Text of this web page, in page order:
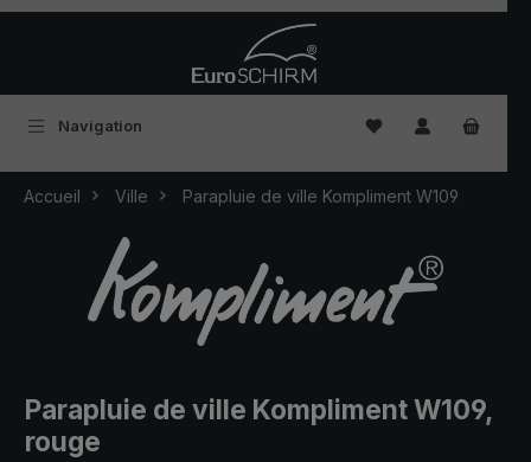
Navigation Vous avez 0
Accueil Ville Parapluie de ville Kompliment W109
Parapluie de ville Kompliment W109,
rouge